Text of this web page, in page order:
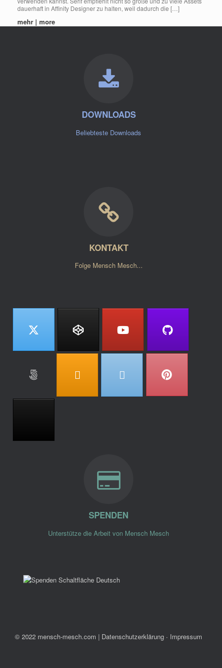
dauerhaft in Affinity Designer zu halten, weil dadurch die […]
mehr | more
DOWNLOADS
Beliebteste Downloads
KONTAKT
Folge Mensch Mesch...
SPENDEN
Unterstütze die Arbeit von Mensch Mesch
© 2022 mensch-mesch.com | Datenschutzerklärung ∙ Impressum